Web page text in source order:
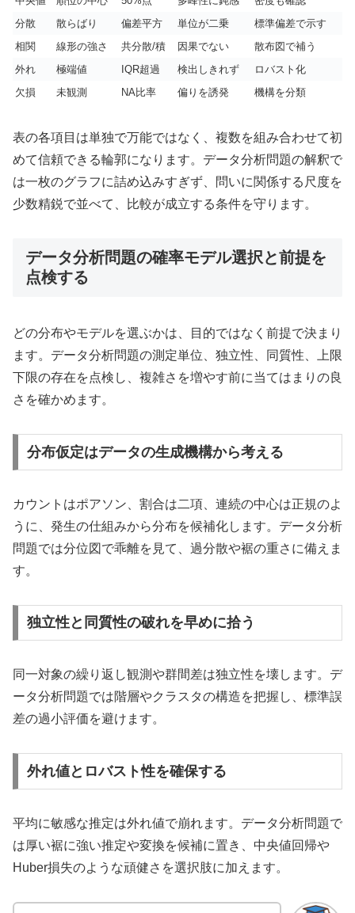
分散
散らばり 偏差平方 単位が二乗
標準偏差で示す
相関
線形の強さ 共分散/積 因果でない
散布図で補う
外れ
極端値 IQR超過 検出しきれず
ロバスト化
欠損
未観測 NA比率 偏りを誘発 機構を分類
表の各項目は単独で万能ではなく、複数を組み合わせて初
めて信頼できる輪郭になります。データ分析問題の解釈で
は一枚のグラフに詰め込みすぎず、問いに関係する尺度を
少数精鋭で並べて、比較が成立する条件を守ります。
データ分析問題の確率モデル選択と前提を
点検する
どの分布やモデルを選ぶかは、目的ではなく前提で決まり
ます。データ分析問題の測定単位、独立性、同質性、上限
下限の存在を点検し、複雑さを増やす前に当てはまりの良
さを確かめます。
分布仮定はデータの生成機構から考える
カウントはポアソン、割合は二項、連続の中心は正規のよ
うに、発生の仕組みから分布を候補化します。データ分析
問題では分位図で乖離を見て、過分散や裾の重さに備えま
す。
独立性と同質性の破れを早めに拾う
同一対象の繰り返し観測や群間差は独立性を壊します。デ
ータ分析問題では階層やクラスタの構造を把握し、標準誤
差の過小評価を避けます。
外れ値とロバスト性を確保する
平均に敏感な推定は外れ値で崩れます。データ分析問題で
は厚い裾に強い推定や変換を候補に置き、中央値回帰や
Huber損失のような頑健さを選択肢に加えます。